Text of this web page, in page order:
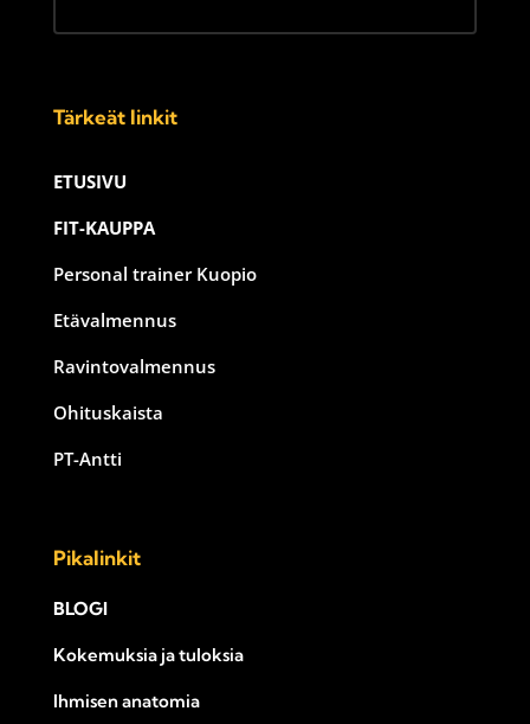
Tärkeät linkit
ETUSIVU
FIT-KAUPPA
Personal trainer Kuopio
Etävalmennus
Ravintovalmennus
Ohituskaista
PT-Antti
Pikalinkit
BLOGI
Kokemuksia ja tuloksia
Ihmisen anatomia